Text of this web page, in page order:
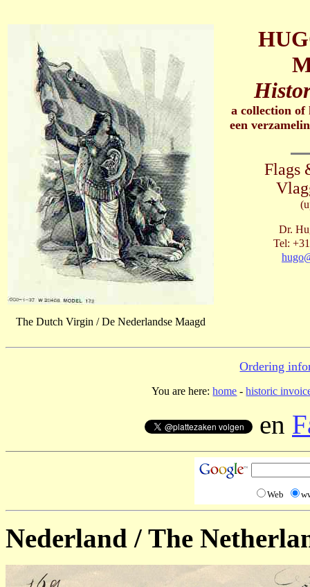
The Dutch Virgin / De Nederlandse Maagd
a collection of
een
Flags
Dr.
Tel:
Ordering
You are here:home -historic
en
Web
Nederland / The